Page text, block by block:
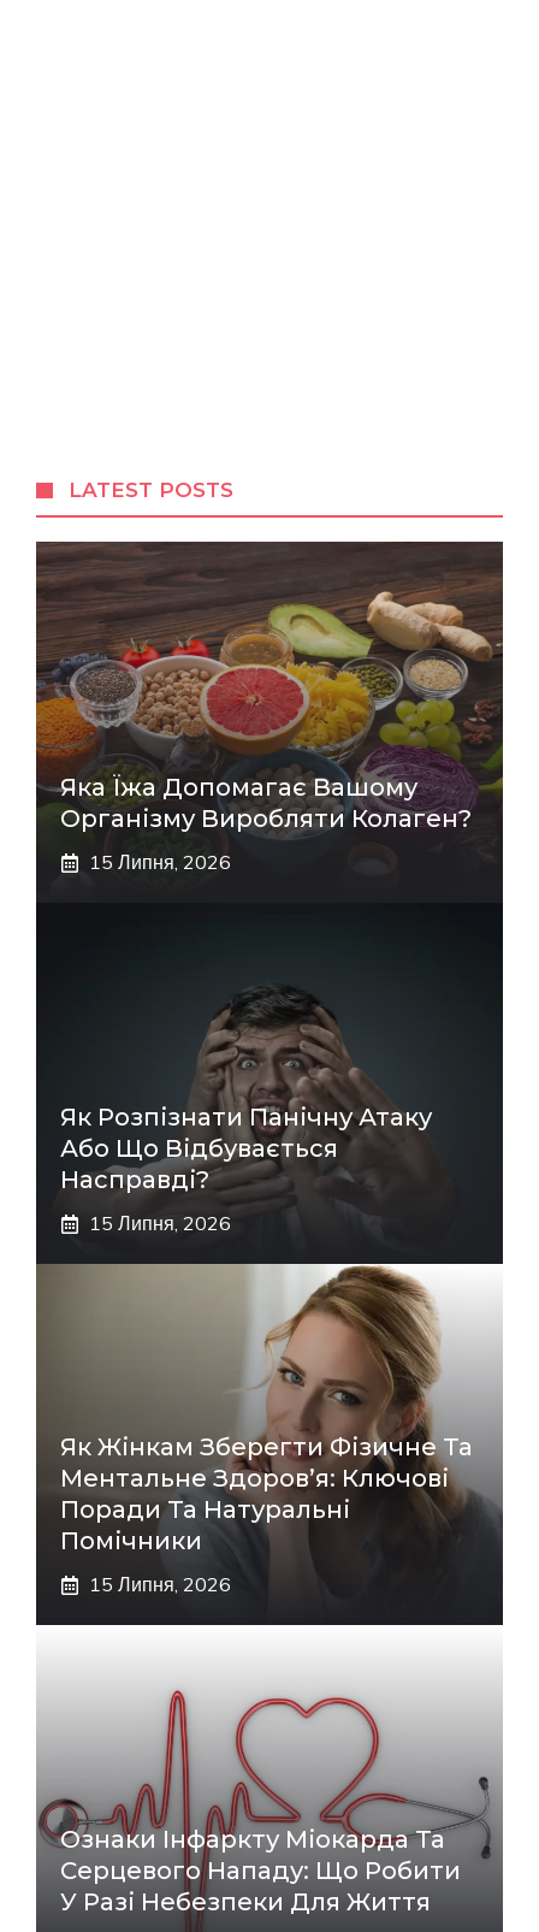
LATEST POSTS
Яка Їжа Допомагає Вашому
Організму Виробляти Колаген?
15 Липня, 2026
Як Розпізнати Панічну Атаку
Або Що Відбувається
Насправді?
15 Липня, 2026
Як Жінкам Зберегти Фізичне Та
Ментальне Здоров’я: Ключові
Поради Та Натуральні
Помічники
15 Липня, 2026
Ознаки Інфаркту Міокарда Та
Серцевого Нападу: Що Робити
У Разі Небезпеки Для Життя